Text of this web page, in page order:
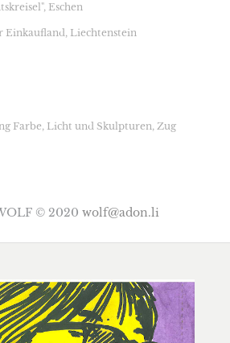
Eschen
Liechtenstein
Farbe, Licht und Skulpturen, Zug
© 2020wolf@adon.li